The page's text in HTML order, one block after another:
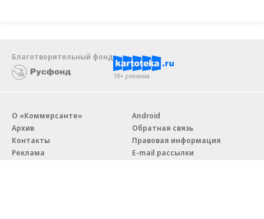
Благотворительный фонд
18+ реклама
О «Коммерсанте»
Архив
Контакты
Реклама
Android
Обратная связь
Правовая информация
E-mail рассылки